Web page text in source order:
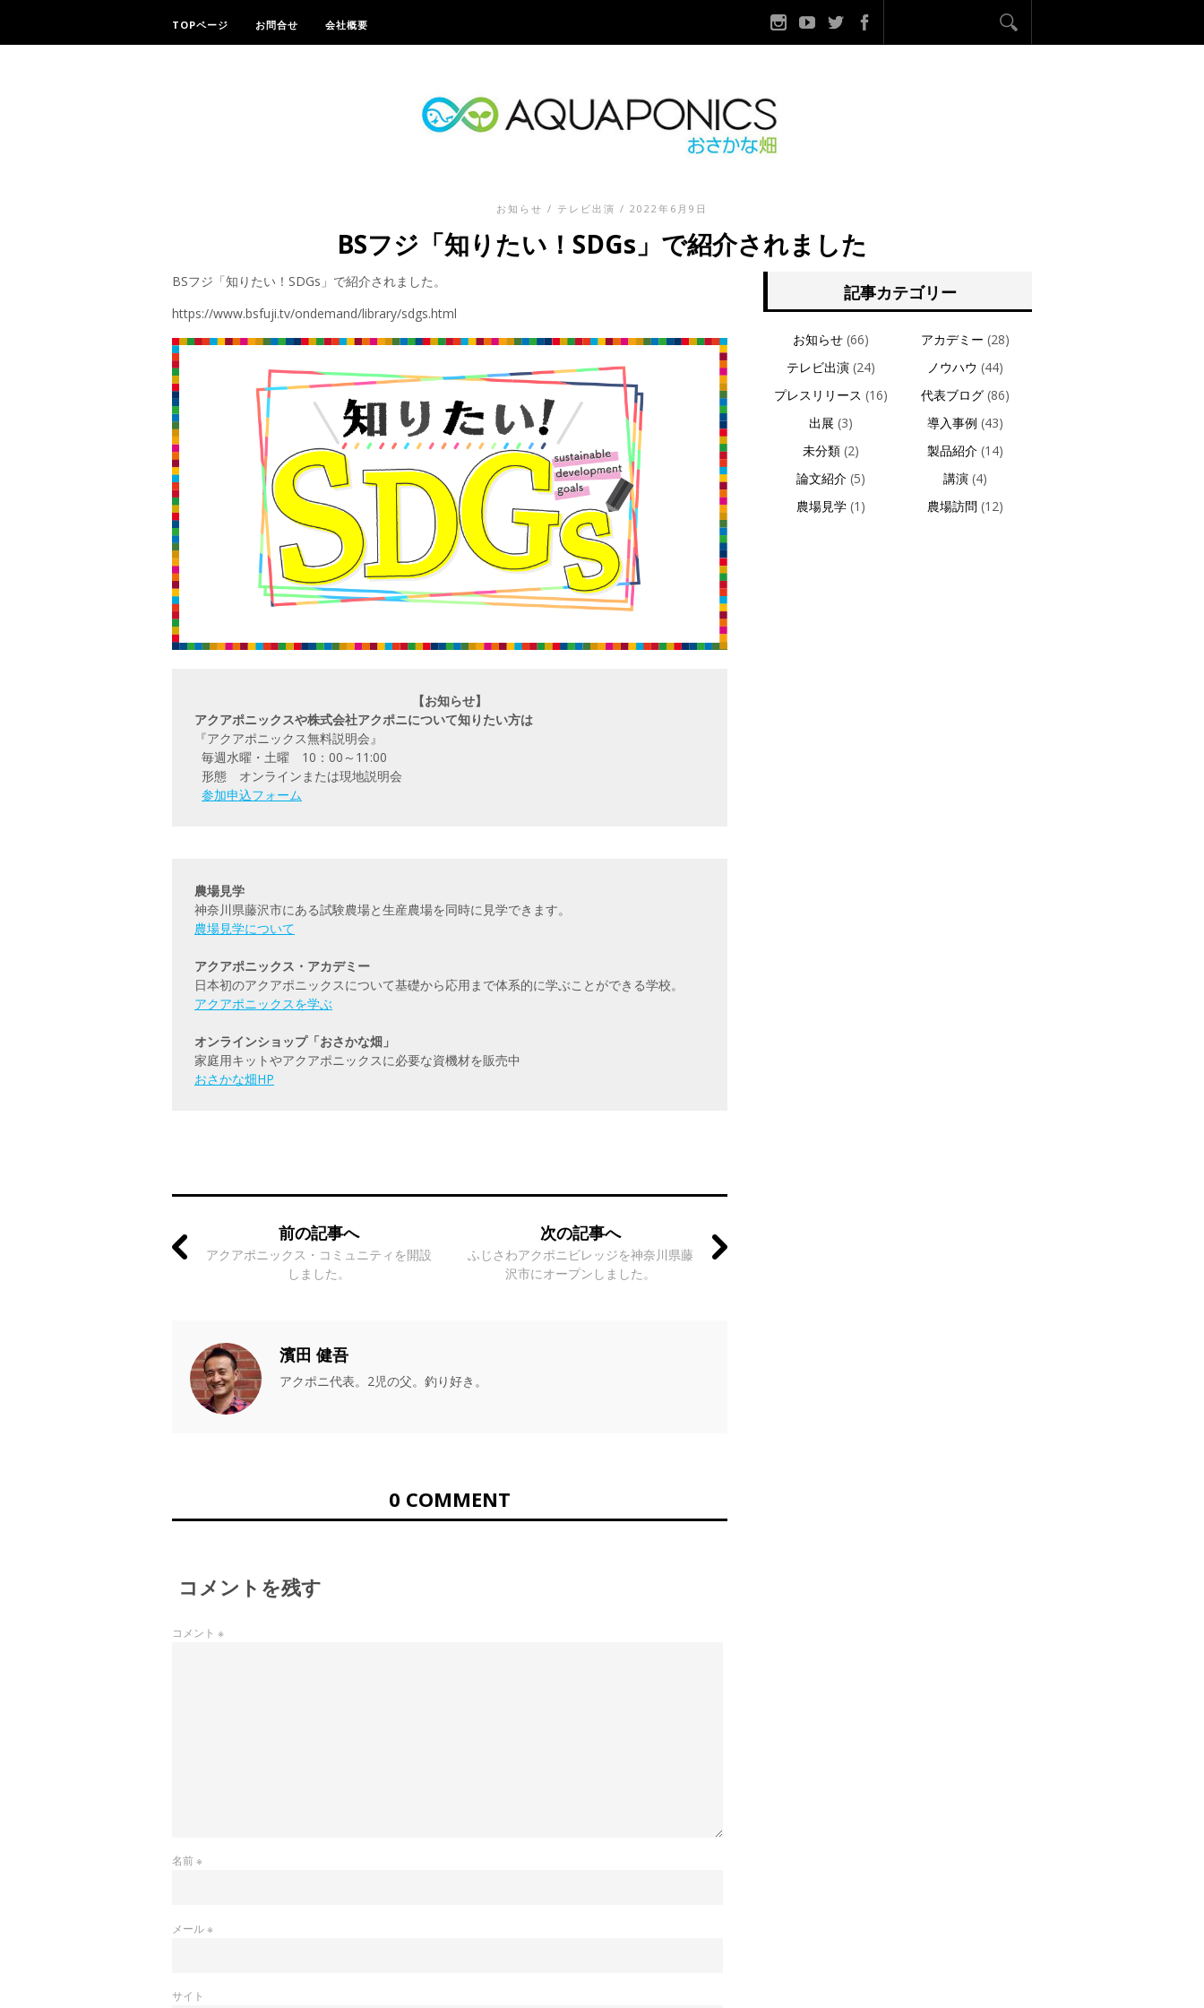
TOPページ お問合せ 会社概要
お知らせ / テレビ出演 / 2022年6月9日
BSフジ「知りたい！SDGs」で紹介されました
BSフジ「知りたい！SDGs」で紹介されました。
https://www.bsfuji.tv/ondemand/library/sdgs.html
【お知らせ】
アクアポニックスや株式会社アクポニについて知りたい方は
『アクアポニックス無料説明会』
毎週水曜・土曜 10：00～11:00
形態 オンラインまたは現地説明会
参加申込フォーム
農場見学
神奈川県藤沢市にある試験農場と生産農場を同時に見学できます。
農場見学について
アクアポニックス・アカデミー
日本初のアクアポニックスについて基礎から応用まで体系的に学ぶことができる学校。
アクアポニックスを学ぶ
オンラインショップ「おさかな畑」
家庭用キットやアクアポニックスに必要な資機材を販売中
おさかな畑HP
前の記事へ
アクアポニックス・コミュニティを開設
しました。
次の記事へ
ふじさわアクポニビレッジを神奈川県藤
沢市にオープンしました。
濱田 健吾
アクポニ代表。2児の父。釣り好き。
0 COMMENT
コメントを残す
コメント ※
名前※
メール※
サイト
記事カテゴリー
お知らせ(66) アカデミー (28)
テレビ出演(24) ノウハウ (44)
プレスリリース (16) 代表ブログ(86)
出展 (3) 導入事例 (43)
未分類(2) 製品紹介(14)
論文紹介(5) 講演(4)
農場見学(1) 農場訪問 (12)